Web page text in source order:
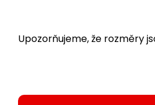
Upozorňujeme, že rozměry